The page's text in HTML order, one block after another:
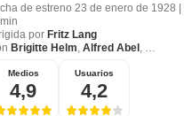
de estreno 23 de enero de 1928 |
por Fritz Lang
Brigitte Helm Alfred Abel
Medios
4,9
Usuarios
4,2